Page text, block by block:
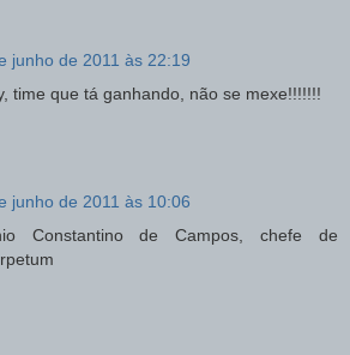
junho de 2011 às 22:19
time que tá ganhando, não se mexe!!!!!!!
junho de 2011 às 10:06
Constantino de Campos, chefe de